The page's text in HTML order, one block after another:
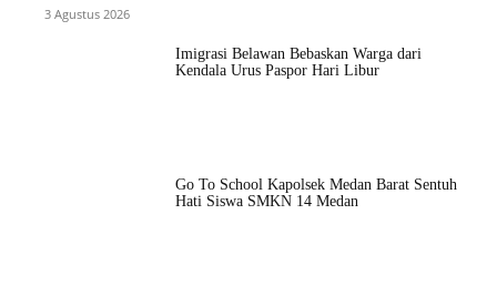
3 Agustus 2026
Imigrasi Belawan Bebaskan Warga dari
Kendala Urus Paspor Hari Libur
Go To School Kapolsek Medan Barat Sentuh
Hati Siswa SMKN 14 Medan